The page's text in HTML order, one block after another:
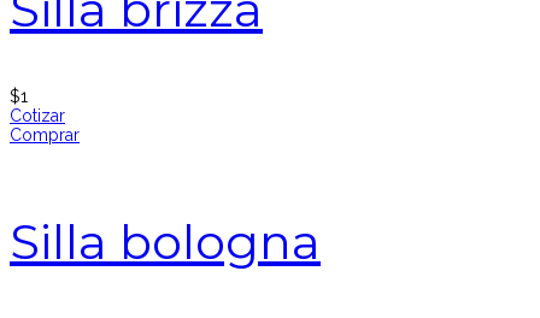
$1
Cotizar
Comprar
Silla bologna